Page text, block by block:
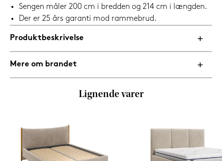
Sengen måler 200 cm i bredden og 214 cm i længden.
Der er 25 års garanti mod rammebrud.
Produktbeskrivelse
Mere om brandet
Lignende varer